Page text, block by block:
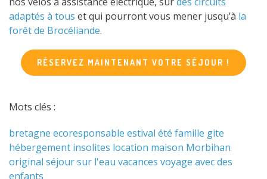
adaptés à tous et qui pourront vous mener jusqu’à la
forêt de Brocéliande.
RÉSERVEZ MAINTENANT VOTRE SÉJOUR !
Mots clés :
bretagne ecoresponsable estival été famille gite
hébergement insolites location maison Morbihan
original séjoursur l'eau vacances voyage avec des
enfants